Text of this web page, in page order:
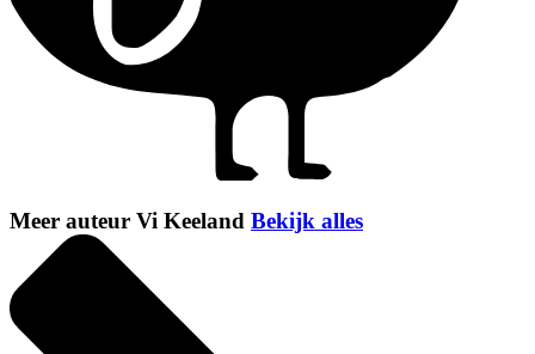
Meer auteur Vi Keeland Bekijk alles